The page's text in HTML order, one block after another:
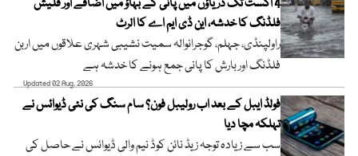
4 اگست تک دریاؤں میں پانی کے بہاؤ میں اضافے اور فلیش
فلڈنگ کا خدشہ، این ڈی ایم اے کا الرٹ
راولپنڈی، جہلم، گوجرانوالہ سمیت نشیبی شہری علاقوں میں اربن
فلڈنگ اور بارش کا پانی جمع ہونے کا خدشہ ہے
Updated 02 Aug, 2026
فولڈ ایبل کے بعد اب رولیبل فون؟ سام سنگ کی نئی ڈیوائس نے
تہلکہ مچا دیا
سب سے زیادہ توجہ زیڈ نائن کوڈ نیم والی ڈیوائس نے حاصل کی